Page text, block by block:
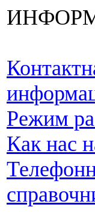
Режим
Как нас